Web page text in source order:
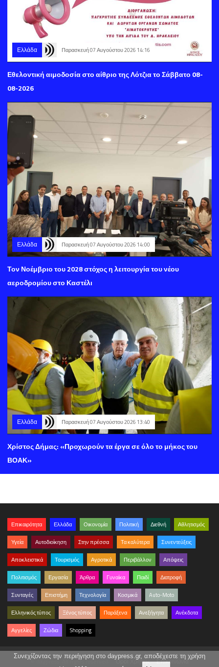
Ελλάδα Παρασκευή 07 Αυγούστου 2026 14:16
Εθελοντική αιμοδοσία στο αίθριο της Λότζια το Σάββατο 08-
08-2026
Ελλάδα Παρασκευή 07 Αυγούστου 2026 14:00
Τον Νοέμβριο του 2028 στόχος η λειτουργία του νέου
αεροδρομίου στο Καστέλι
Ελλάδα Παρασκευή 07 Αυγούστου 2026 13:40
Χρίστος Δήμας: «Προχωρούν τα έργα σε όλο το μήκος του
ΒΟΑΚ»
Επικαιρότητα Ελλάδα Οικονομία Πολιτική Διεθνή Αθλητισμός
Υγεία Αυτοδιοίκηση Στην πρέσσα Τα καλύτερα Συνεντεύξεις
Αποκλειστικά Τουρισμός Αγροτικά Περιβάλλον Απόψεις
Πολιτισμός Εργασία Άρθρα Γυναίκα Παιδί Διατροφή
Συνταγές Επιστήμη Τεχνολογία Κοσμικά Auto-Moto
Ελληνικός τύπος Ξένος τύπος Παράξενα Ανεξήγητα Ανέκδοτα
Αγγελίες Ζώδια Shopping
© daypress. All rights reserved.Όροι Χρήσης Επικοινωνία
Συνεχίζοντας την περιήγηση στο daypress.gr, αποδέχεστε τη χρήση